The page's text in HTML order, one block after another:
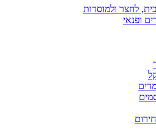
לחצר ולמוסדות